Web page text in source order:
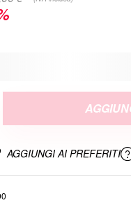
AGGIUNGI AI PREFERITI